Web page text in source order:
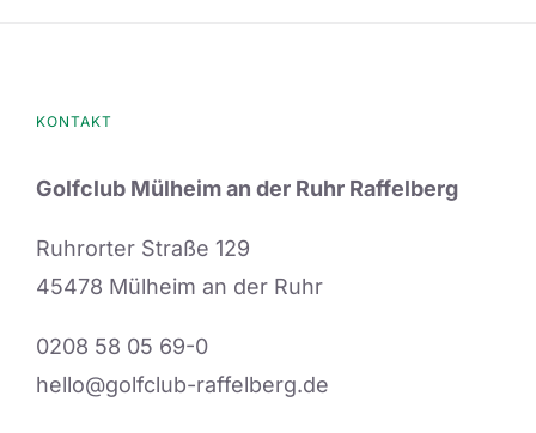
KONTAKT
Golfclub Mülheim an der Ruhr Raffelberg
Ruhrorter Straße 129
45478 Mülheim an der Ruhr
0208 58 05 69-0
hello@golfclub-raffelberg.de